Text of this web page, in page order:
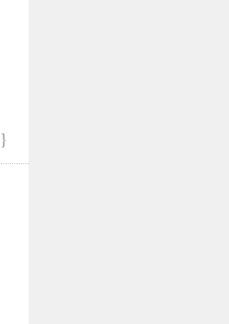
}